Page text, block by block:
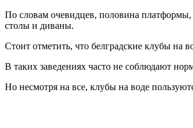
По словам очевидцев, половина платформы,
столы и диваны.
Стоит отметить, что белградские клубы на
В таких заведениях часто не соблюдают
Но несмотря на все, клубы на воде